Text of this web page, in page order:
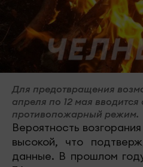
Для предотвращения
апреля по 12 мая
противопожарный режим.
Вероятность
высокой, что
данные. В прошлом